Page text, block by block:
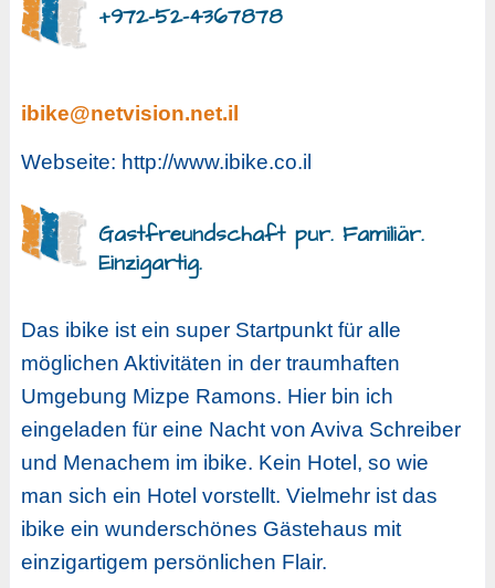
+972-52-4367878
ibike@netvision.net.il
Webseite: http://www.ibike.co.il
Gastfreundschaft pur. Familiär.
Einzigartig.
Das ibike ist ein super Startpunkt für alle
möglichen Aktivitäten in der traumhaften
Umgebung Mizpe Ramons. Hier bin ich
eingeladen für eine Nacht von Aviva Schreiber
und Menachem im ibike. Kein Hotel, so wie
man sich ein Hotel vorstellt. Vielmehr ist das
ibike ein wunderschönes Gästehaus mit
einzigartigem persönlichen Flair.